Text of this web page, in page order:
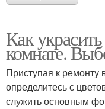
Как
комнате.
Приступая к ремонту
определитесь с
служить основным